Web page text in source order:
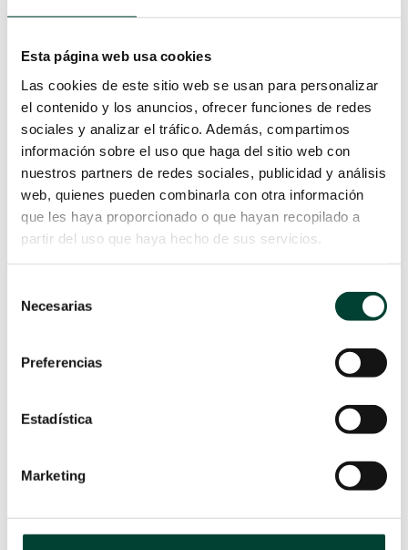
Esta página web usa cookies
Las cookies de este sitio web se usan para personalizar
el contenido y los anuncios, ofrecer funciones de redes
sociales y analizar el tráfico. Además, compartimos
información sobre el uso que haga del sitio web con
nuestros partners de redes sociales, publicidad y análisis
web, quienes pueden combinarla con otra información
que les haya proporcionado o que hayan recopilado a
partir del uso que haya hecho de sus servicios.
Necesarias
Preferencias
Estadística
Marketing
PICC MULTILUMEN CON
ORIFICIOS DISTALES O
CON ORIFICIOS
por
dispositivos multilumen. Sin
utilizadas, los catéteres PICCs
localización del orificio de cada luz:
cada orificio puede terminar en un
punto distinto, teniendo siempre
X